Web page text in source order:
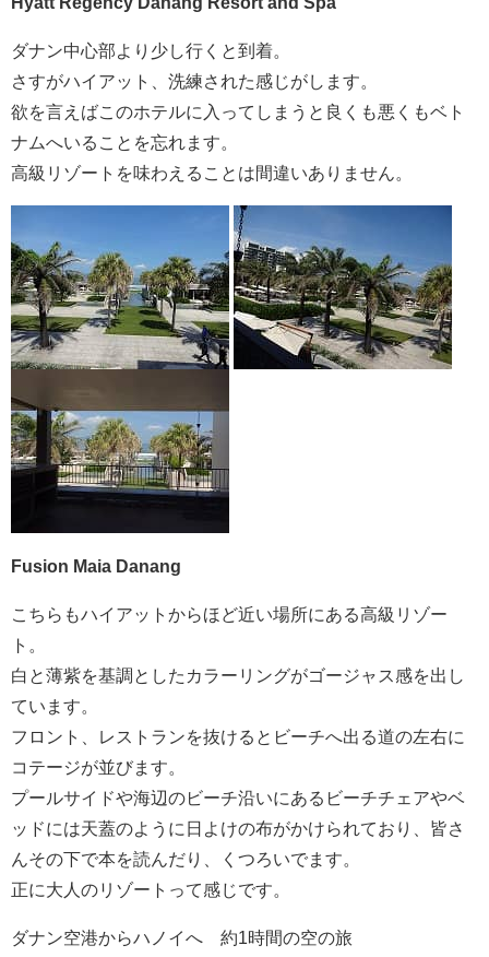
ダナン中心部より少し行くと到着。
さすがハイアット、洗練された感じがします。
欲を言えばこのホテルに入ってしまうと良くも悪くもベト
ナムへいることを忘れます。
高級リゾートを味わえることは間違いありません。
Fusion Maia Danang
こちらもハイアットからほど近い場所にある高級リゾー
ト。
白と薄紫を基調としたカラーリングがゴージャス感を出し
ています。
フロント、レストランを抜けるとビーチへ出る道の左右に
コテージが並びます。
プールサイドや海辺のビーチ沿いにあるビーチチェアやベ
ッドには天蓋のように日よけの布がかけられており、皆さ
んその下で本を読んだり、くつろいでます。
正に大人のリゾートって感じです。
ダナン空港からハノイへ 約1時間の空の旅